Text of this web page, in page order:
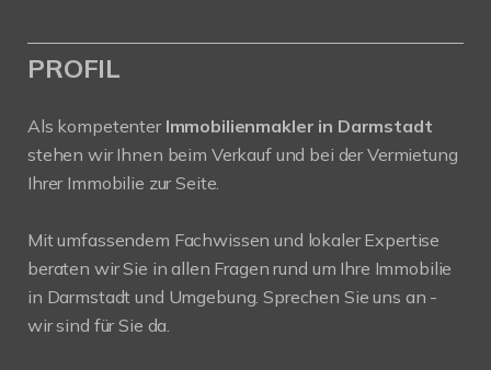
PROFIL
Als kompetenter Immobilienmakler in Darmstadt
stehen wir Ihnen beim Verkauf und bei der Vermietung
Ihrer Immobilie zur Seite.
Mit umfassendem Fachwissen und lokaler Expertise
beraten wir Sie in allen Fragen rund um Ihre Immobilie
in Darmstadt und Umgebung. Sprechen Sie uns an -
wir sind für Sie da.